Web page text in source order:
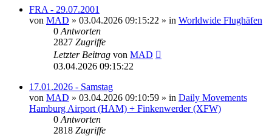
FRA - 29.07.2001
von MAD » 03.04.2026 09:15:22 » in Worldwide Flughäfen
0 Antworten
2827 Zugriffe
Letzter Beitrag von MAD
03.04.2026 09:15:22
17.01.2026 - Samstag
von MAD » 03.04.2026 09:10:59 » in Daily Movements
Hamburg Airport (HAM) + Finkenwerder (XFW)
0 Antworten
2818 Zugriffe